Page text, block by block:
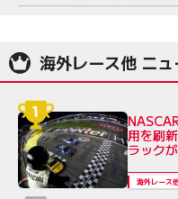
海外レース他 ニ
用を刷
ラック
海外レース